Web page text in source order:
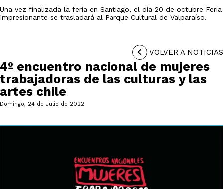
Una vez finalizada la feria en Santiago, el día 20 de octubre Feria
Impresionante se trasladará al Parque Cultural de Valparaíso.
VOLVER A NOTICIAS
4º encuentro nacional de mujeres
trabajadoras de las culturas y las
artes chile
Domingo, 24 de Julio de 2022